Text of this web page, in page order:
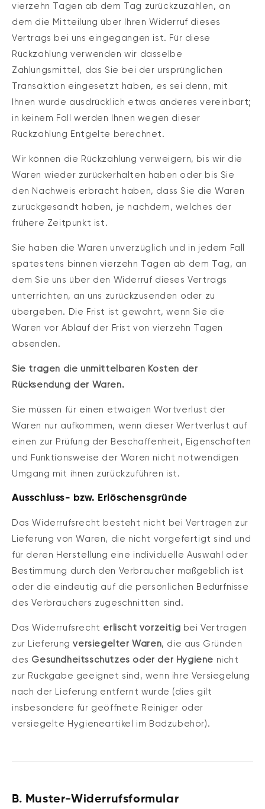
vierzehn Tagen ab dem Tag zurückzuzahlen, an
dem die Mitteilung über Ihren Widerruf dieses
Vertrags bei uns eingegangen ist. Für diese
Rückzahlung verwenden wir dasselbe
Zahlungsmittel, das Sie bei der ursprünglichen
Transaktion eingesetzt haben, es sei denn, mit
Ihnen wurde ausdrücklich etwas anderes vereinbart;
in keinem Fall werden Ihnen wegen dieser
Rückzahlung Entgelte berechnet.
Wir können die Rückzahlung verweigern, bis wir die
Waren wieder zurückerhalten haben oder bis Sie
den Nachweis erbracht haben, dass Sie die Waren
zurückgesandt haben, je nachdem, welches der
frühere Zeitpunkt ist.
Sie haben die Waren unverzüglich und in jedem Fall
spätestens binnen vierzehn Tagen ab dem Tag, an
dem Sie uns über den Widerruf dieses Vertrags
unterrichten, an uns zurückzusenden oder zu
übergeben. Die Frist ist gewahrt, wenn Sie die
Waren vor Ablauf der Frist von vierzehn Tagen
absenden.
Sie tragen die unmittelbaren Kosten der
Rücksendung der Waren.
Sie müssen für einen etwaigen Wortverlust der
Waren nur aufkommen, wenn dieser Wertverlust auf
einen zur Prüfung der Beschaffenheit, Eigenschaften
und Funktionsweise der Waren nicht notwendigen
Umgang mit ihnen zurückzuführen ist.
Ausschluss- bzw. Erlöschensgründe
Das Widerrufsrecht besteht nicht bei Verträgen zur
Lieferung von Waren, die nicht vorgefertigt sind und
für deren Herstellung eine individuelle Auswahl oder
Bestimmung durch den Verbraucher maßgeblich ist
oder die eindeutig auf die persönlichen Bedürfnisse
des Verbrauchers zugeschnitten sind.
Das Widerrufsrecht erlischt vorzeitig bei Verträgen
zur Lieferungversiegelter Waren, die aus Gründen
des Gesundheitsschutzes oder der Hygiene nicht
zur Rückgabe geeignet sind, wenn ihre Versiegelung
nach der Lieferung entfernt wurde (dies gilt
insbesondere für geöffnete Reiniger oder
versiegelte Hygieneartikel im Badzubehör).
B. Muster-Widerrufsformular